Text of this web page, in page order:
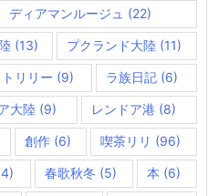
ディアマンルージュ (22)
(13) プクランド大陸 (11)
リリー (9) ラ族日記 (6)
大陸 (9) レンドア港 (8)
創作(6) 喫茶リリ (96)
春歌秋冬 (5) 本 (6)